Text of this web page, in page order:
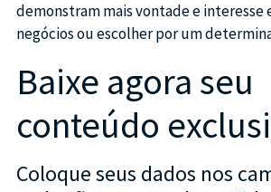
demonstram mais vontade e interesse
negócios ou escolher por um
Baixe agora seu
conteúdo
Coloque seus dados nos